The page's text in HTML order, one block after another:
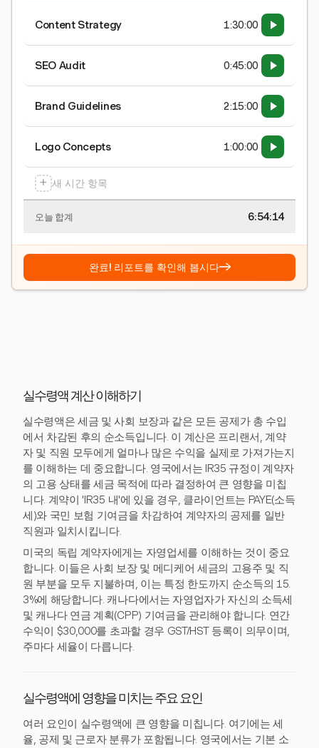
Content Strategy 1:30:00
SEO Audit 0:45:00
Brand Guidelines 2:15:00
Logo Concepts 1:00:00
+ 새 시간 항목
오늘 합계 6:54:15
완료! 리포트를 확인해 봅시다→
실수령액 계산 이해하기
실수령액은 세금 및 사회 보장과 같은 모든 공제가 총 수입
에서 차감된 후의 순소득입니다. 이 계산은 프리랜서, 계약
자 및 직원 모두에게 얼마나 많은 수익을 실제로 가져가는지
를 이해하는 데 중요합니다. 영국에서는 IR35 규정이 계약자
의 고용 상태를 세금 목적에 따라 결정하여 큰 영향을 미칩
니다. 계약이 'IR35 내'에 있을 경우, 클라이언트는 PAYE(소득
세)와 국민 보험 기여금을 차감하여 계약자의 공제를 일반
직원과 일치시킵니다.
미국의 독립 계약자에게는 자영업세를 이해하는 것이 중요
합니다. 이들은 사회 보장 및 메디케어 세금의 고용주 및 직
원 부분을 모두 지불하며, 이는 특정 한도까지 순소득의 15.
3%에 해당합니다. 캐나다에서는 자영업자가 자신의 소득세
및 캐나다 연금 계획(CPP) 기여금을 관리해야 합니다. 연간
수익이 $30,000를 초과할 경우 GST/HST 등록이 의무이며,
주마다 세율이 다릅니다.
실수령액에 영향을 미치는 주요 요인
여러 요인이 실수령액에 큰 영향을 미칩니다. 여기에는 세
율, 공제 및 근로자 분류가 포함됩니다. 영국에서는 기본 소